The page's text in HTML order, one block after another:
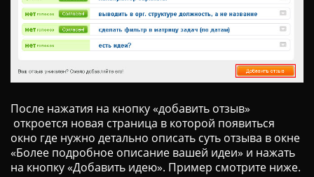
После нажатия на кнопку «добавить отзыв»
откроется новая страница в которой появиться
окно где нужно детально описать суть отзыва в окне
«Более подробное описание вашей идеи» и нажать
на кнопку «Добавить идею». Пример смотрите ниже.